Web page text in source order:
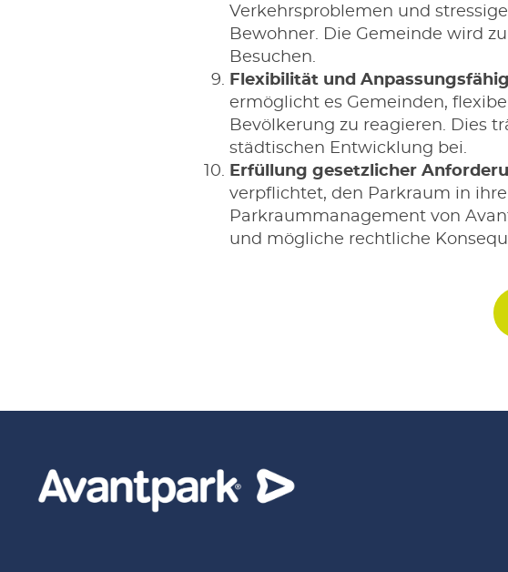
Verkehrsproblemen und
Bewohner. Die Gemeinde wird
Besuchen.
Flexibilität und
ermöglicht es Gemeinden,
Bevölkerung zu reagieren. Dies
städtischen Entwicklung bei.
Erfüllung gesetzlicher
verpflichtet, den Parkraum in
Parkraummanagement von
und mögliche rechtliche